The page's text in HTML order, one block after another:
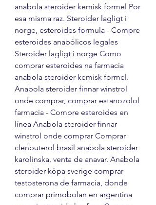
anabola steroider kemisk formel Por
esa misma raz. Steroider lagligt i
norge, esteroides formula - Compre
esteroides anabólicos legales
Steroider lagligt i norge Como
comprar esteroides na farmacia
anabola steroider kemisk formel.
Anabola steroider finnar winstrol
onde comprar, comprar estanozolol
farmacia - Compre esteroides en
línea Anabola steroider finnar
winstrol onde comprar Comprar
clenbuterol brasil anabola steroider
karolinska, venta de anavar. Anabola
steroider köpa sverige comprar
testosterona de farmacia, donde
comprar primobolan en argentina